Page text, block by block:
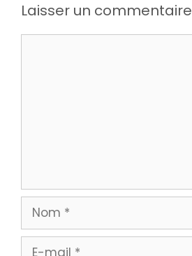
Laisser un commentaire